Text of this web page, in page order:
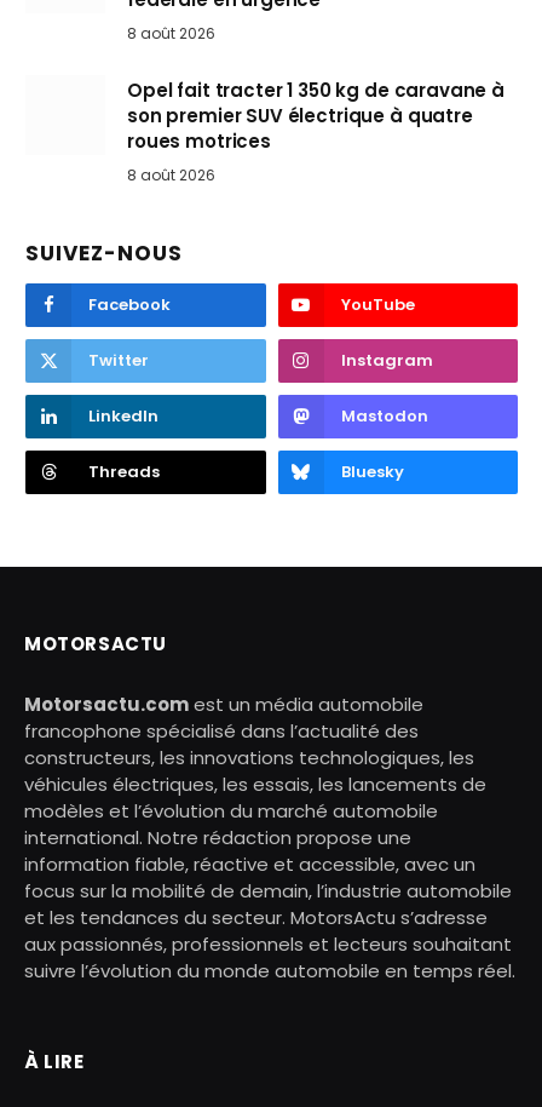
8 août 2026
Opel fait tracter 1 350 kg de caravane à
son premier SUV électrique à quatre
roues motrices
8 août 2026
SUIVEZ-NOUS
Facebook YouTube
Twitter Instagram
LinkedIn Mastodon
Threads Bluesky
MOTORSACTU
Motorsactu.comest un média automobile
francophone spécialisé dans l’actualité des
constructeurs, les innovations technologiques, les
véhicules électriques, les essais, les lancements de
modèles et l’évolution du marché automobile
international. Notre rédaction propose une
information fiable, réactive et accessible, avec un
focus sur la mobilité de demain, l’industrie automobile
et les tendances du secteur. MotorsActu s’adresse
aux passionnés, professionnels et lecteurs souhaitant
suivre l’évolution du monde automobile en temps réel.
À LIRE